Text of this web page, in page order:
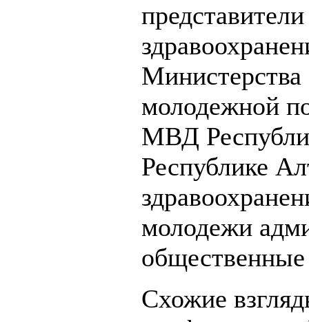
Министерства
молодежной
МВД
Республике
молодежи
Схожие